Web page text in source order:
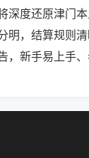
深度还原津门
明，结算规则
，新手易上手